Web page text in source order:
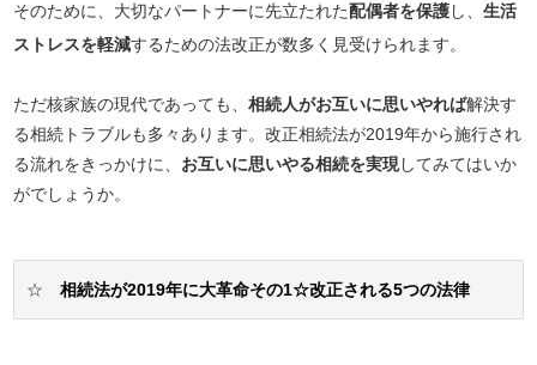
そのために、大切なパートナーに先立たれた配偶者を保護し、生活
ストレスを軽減するための法改正が数多く見受けられます。
ただ核家族の現代であっても、相続人がお互いに思いやれば解決す
る相続トラブルも多々あります。改正相続法が2019年から施行され
る流れをきっかけに、 お互いに思いやる相続を実現してみてはいか
がでしょうか。
☆相続法が2019年に大革命その1☆改正される5つの法律